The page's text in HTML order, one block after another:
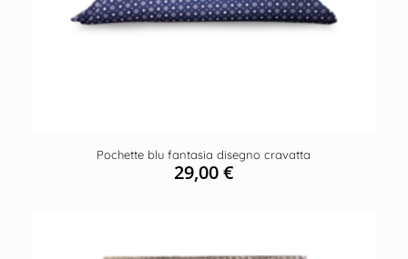
Pochette blu fantasia disegno cravatta
29,00€